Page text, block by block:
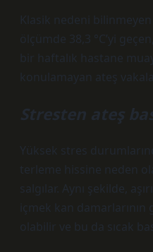
Klasik nedeni
ölçümde 38,3 °C’yi
bir haftalık hastane
konulamayan ateş
Stresten ateş
Yüksek stres
terleme hissine neden
salgılar. Aynı şekilde,
içmek kan
olabilir ve bu da sıcak